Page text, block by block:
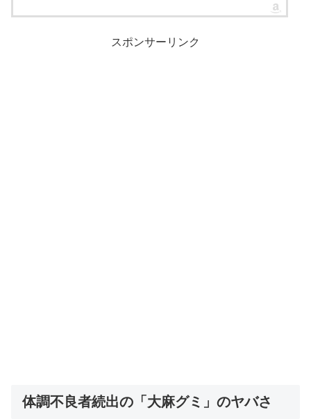
スポンサーリンク
体調不良者続出の「大麻グミ」のヤバさ